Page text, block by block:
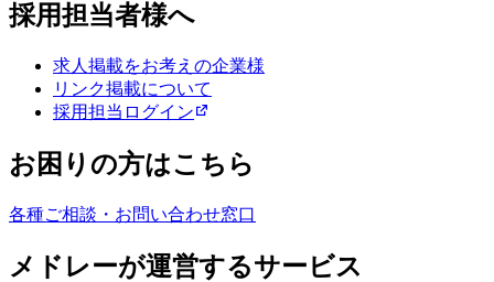
採用担当者様へ
求人掲載をお考えの企業様
リンク掲載について
採用担当ログイン
お困りの方はこちら
各種ご相談・お問い合わせ窓口
メドレーが運営するサービス